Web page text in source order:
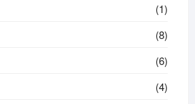
(1)
(8)
(6)
(4)